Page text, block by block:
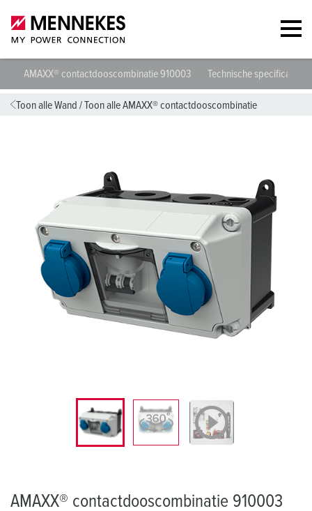
AMAXX® contactdooscombinatie 910003 Technische specificaties
Toon alle Wand /Toon alle AMAXX® contactdooscombinatie
AMAXX® contactdooscombinatie 910003